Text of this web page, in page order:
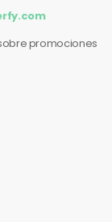
promociones